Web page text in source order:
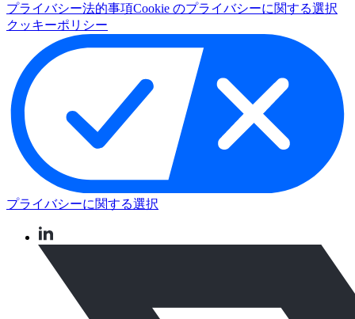
プライバシー法的事項Cookie のプライバシーに関する選択
クッキーポリシー
プライバシーに関する選択